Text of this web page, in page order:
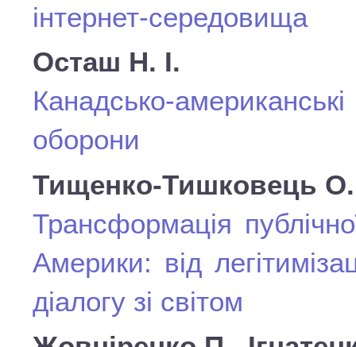
інтернет-середовища
Осташ Н. І.
Канадсько-
оборони
Тищенко-Тишковець
Трансформація
Америки: від
діалогу зі світом